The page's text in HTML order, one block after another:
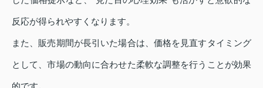
反応が得られやすくなります。
また、販売期間が長引いた場合は、価格を見直すタイミング
として、市場の動向に合わせた柔軟な調整を行うことが効果
的です。